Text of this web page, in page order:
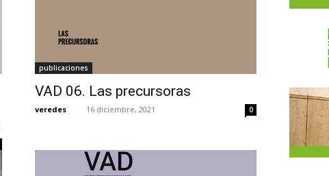
publicaciones
VAD 06. Las precursoras
veredes - 16 diciembre, 2021 0